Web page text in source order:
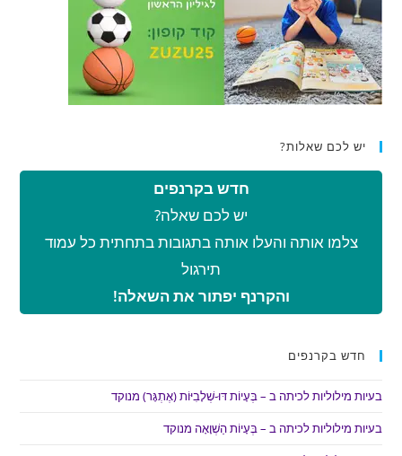
יש לכם שאלות?
חדש בקרנפים
יש לכם שאלה?
צלמו אותה והעלו אותה בתגובות בתחתית כל עמוד
תירגול
והקרנף יפתור את השאלה!
חדש בקרנפים
בעיות מילוליות לכיתה ב – בְּעָיוֹת דּוּ-שְׁלָבִיּוֹת (אֶתְגָּר) מנוקד
בעיות מילוליות לכיתה ב – בְּעָיוֹת הַשְׁוָאָה מנוקד